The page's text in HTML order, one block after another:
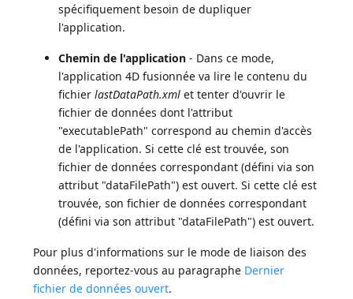
spécifiquement besoin de dupliquer
l'application.
Chemin de l'application - Dans ce mode,
l'application 4D fusionnée va lire le contenu du
fichierlastDataPath.xml et tenter d'ouvrir le
fichier de données dont l'attribut
"executablePath" correspond au chemin d'accès
de l'application. Si cette clé est trouvée, son
fichier de données correspondant (défini via son
attribut "dataFilePath") est ouvert. Si cette clé est
trouvée, son fichier de données correspondant
(défini via son attribut "dataFilePath") est ouvert.
Pour plus d'informations sur le mode de liaison des
données, reportez-vous au paragraphe Dernier
fichier de données ouvert.